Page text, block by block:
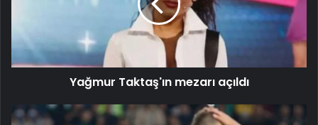
Yağmur Taktaş'ın mezarı açıldı